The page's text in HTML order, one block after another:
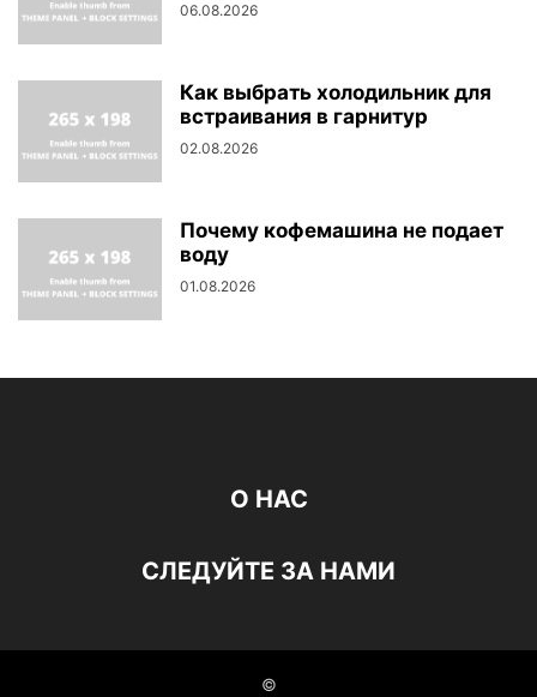
06.08.2026
Как выбрать холодильник для
встраивания в гарнитур
02.08.2026
Почему кофемашина не подает
воду
01.08.2026
О НАС
СЛЕДУЙТЕ ЗА НАМИ
©